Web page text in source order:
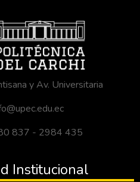
y Av. Universitaria
837 - 2984 435
Institucional